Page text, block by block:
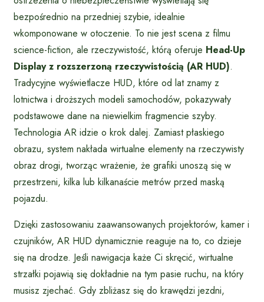
bezpośrednio na przedniej szybie, idealnie
wkomponowane w otoczenie. To nie jest scena z filmu
science-fiction, ale rzeczywistość, którą oferuje Head-Up
Display z rozszerzoną rzeczywistością (AR HUD).
Tradycyjne wyświetlacze HUD, które od lat znamy z
lotnictwa i droższych modeli samochodów, pokazywały
podstawowe dane na niewielkim fragmencie szyby.
Technologia AR idzie o krok dalej. Zamiast płaskiego
obrazu, system nakłada wirtualne elementy na rzeczywisty
obraz drogi, tworząc wrażenie, że grafiki unoszą się w
przestrzeni, kilka lub kilkanaście metrów przed maską
pojazdu.
Dzięki zastosowaniu zaawansowanych projektorów, kamer i
czujników, AR HUD dynamicznie reaguje na to, co dzieje
się na drodze. Jeśli nawigacja każe Ci skręcić, wirtualne
strzałki pojawią się dokładnie na tym pasie ruchu, na który
musisz zjechać. Gdy zbliżasz się do krawędzi jezdni,